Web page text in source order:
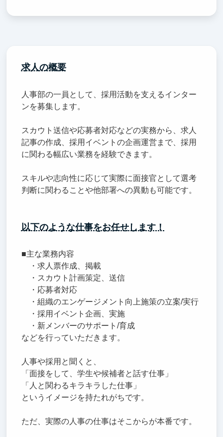
求人の概要
人事部の一員として、採用活動を支えるインター
ンを募集します。
スカウト送信や応募者対応などの実務から、求人
記事の作成、採用イベントの企画運営まで、採用
に関わる幅広い業務を経験できます。
スキルや志向性に応じて実際に面接官として選考
判断に関わることや他部署への異動も可能です。
以下のような仕事をお任せします！
■主な業務内容
・求人票作成、掲載
・スカウト計画策定、送信
・応募者対応
・組織のエンゲージメント向上施策の立案/実行
・採用イベント企画、実施
・新メンバーのサポート/育成
などを行っていただきます。
人事や採用と聞くと、
「面接をして、学生や候補者と話す仕事」
「人と関わるキラキラした仕事」
というイメージを持たれがちです。
ただ、実際の人事の仕事はそこからが本番です。